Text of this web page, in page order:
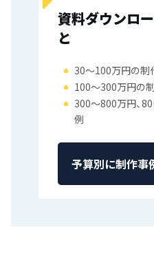
資料ダウンロ
と
30〜100万円の制
100〜300万円の
300〜800万円、
例
予算別に制作事